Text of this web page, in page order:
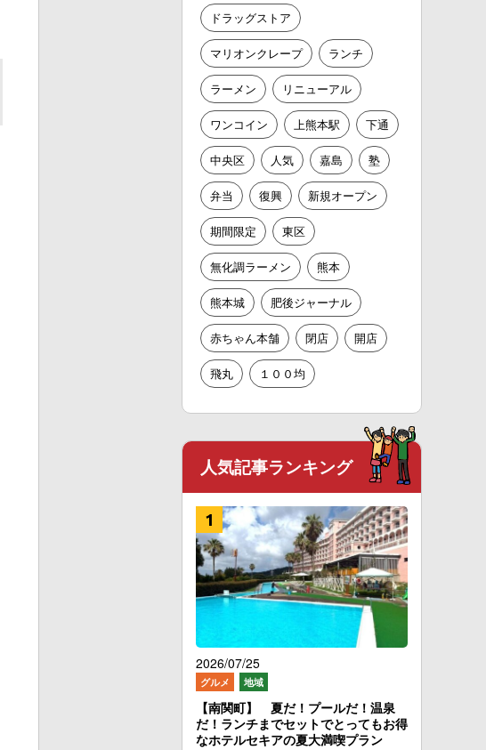
ドラッグストア
マリオンクレープ ランチ
ラーメン リニューアル
ワンコイン 上熊本駅 下通
中央区 人気 嘉島 塾
弁当 復興 新規オープン
期間限定 東区
無化調ラーメン 熊本
熊本城 肥後ジャーナル
赤ちゃん本舗 閉店 開店
飛丸 １００均
人気記事ランキング
2026/07/25
グルメ 地域
【南関町】 夏だ！プールだ！温泉
だ！ランチまでセットでとってもお得
なホテルセキアの夏大満喫プラン